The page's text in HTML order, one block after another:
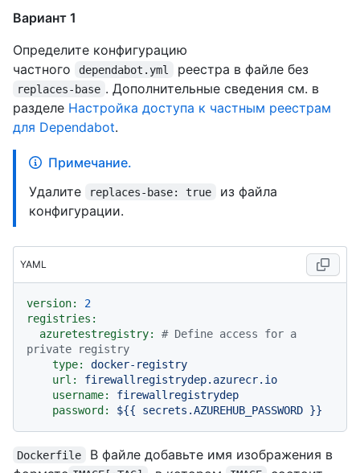
Вариант 1
Определите конфигурацию
частного
dependabot.yml реестра в файле без
replaces-base . Дополнительные сведения см. в
разделе Настройка доступа к частным реестрам
для Dependabot.
Примечание.
Удалите
replaces-base: true
из файла
конфигурации.
YAML
version:
2
registries:
azuretestregistry:
# Define access for a
private registry
type:
docker-registry
url:
firewallregistrydep.azurecr.io
username:
firewallregistrydep
password:
${{ secrets.AZUREHUB_PASSWORD }}
Dockerfile
В файле добавьте имя изображения в